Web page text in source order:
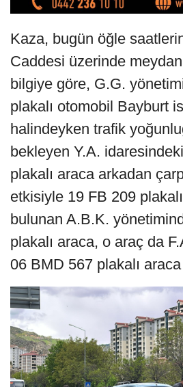
Kaza, bugün öğle
Caddesi üzerinde
bilgiye göre, G.G.
plakalı otomobil Bayburt
halindeyken trafik
bekleyen Y.A.
plakalı araca arkadan
etkisiyle 19 FB 209
bulunan A.B.K.
plakalı araca, o araç da
06 BMD 567 plakalı araca